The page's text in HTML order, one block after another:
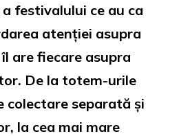
festivalului ce au ca
atenției asupra
are fiecare asupra
De la totem-urile
colectare separată și
la cea mai mare